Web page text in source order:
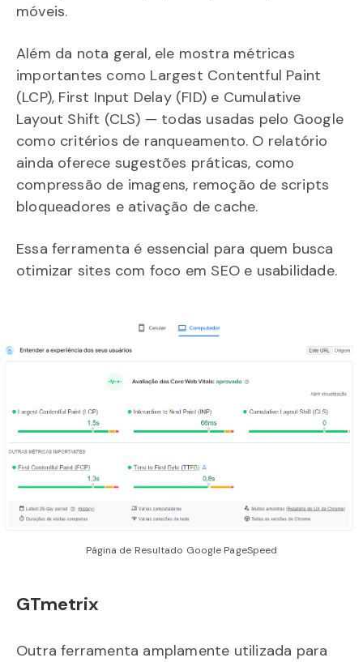
móveis.
Além da nota geral, ele mostra métricas
importantes como Largest Contentful Paint
(LCP), First Input Delay (FID) e Cumulative
Layout Shift (CLS) — todas usadas pelo Google
como critérios de ranqueamento. O relatório
ainda oferece sugestões práticas, como
compressão de imagens, remoção de scripts
bloqueadores e ativação de cache.
Essa ferramenta é essencial para quem busca
otimizar sites com foco em SEO e usabilidade.
Página de Resultado Google PageSpeed
GTmetrix
Outra ferramenta amplamente utilizada para